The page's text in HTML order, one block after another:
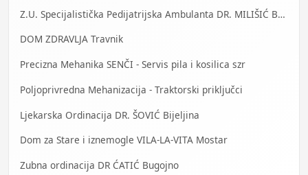
Z.U. Specijalistička Pedijatrijska Ambulanta DR. MILIŠIĆ Banja Luka
DOM ZDRAVLJA Travnik
Precizna Mehanika SENČI - Servis pila i kosilica szr
Poljoprivredna Mehanizacija - Traktorski priključci
Ljekarska Ordinacija DR. ŠOVIĆ Bijeljina
Dom za Stare i iznemogle VILA-LA-VITA Mostar
Zubna ordinacija DR ĆATIĆ Bugojno